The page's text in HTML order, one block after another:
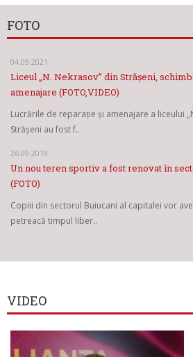
FOTO
04.09.2021
Liceul „N. Nekrasov” din Strășeni,
amenajare (FOTO,VIDEO)
Lucrările de reparație și amenajare a liceului
Strășeni au fost f..
26.09.2019
Un nou teren sportiv a fost renovat în
(FOTO)
Copiii din sectorul Buiucani al capitalei vor
petreacă timpul liber..
VIDEO